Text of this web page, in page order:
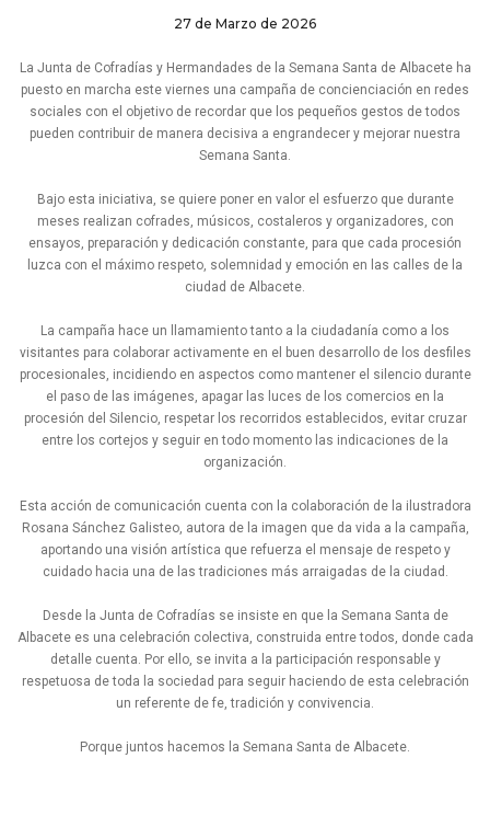
27 de Marzo de 2026
La Junta de Cofradías y Hermandades de la Semana Santa de Albacete ha
puesto en marcha este viernes una campaña de concienciación en redes
sociales con el objetivo de recordar que los pequeños gestos de todos
pueden contribuir de manera decisiva a engrandecer y mejorar nuestra
Semana Santa.
Bajo esta iniciativa, se quiere poner en valor el esfuerzo que durante
meses realizan cofrades, músicos, costaleros y organizadores, con
ensayos, preparación y dedicación constante, para que cada procesión
luzca con el máximo respeto, solemnidad y emoción en las calles de la
ciudad de Albacete.
La campaña hace un llamamiento tanto a la ciudadanía como a los
visitantes para colaborar activamente en el buen desarrollo de los desfiles
procesionales, incidiendo en aspectos como mantener el silencio durante
el paso de las imágenes, apagar las luces de los comercios en la
procesión del Silencio, respetar los recorridos establecidos, evitar cruzar
entre los cortejos y seguir en todo momento las indicaciones de la
organización.
Esta acción de comunicación cuenta con la colaboración de la ilustradora
Rosana Sánchez Galisteo, autora de la imagen que da vida a la campaña,
aportando una visión artística que refuerza el mensaje de respeto y
cuidado hacia una de las tradiciones más arraigadas de la ciudad.
Desde la Junta de Cofradías se insiste en que la Semana Santa de
Albacete es una celebración colectiva, construida entre todos, donde cada
detalle cuenta. Por ello, se invita a la participación responsable y
respetuosa de toda la sociedad para seguir haciendo de esta celebración
un referente de fe, tradición y convivencia.
Porque juntos hacemos la Semana Santa de Albacete.